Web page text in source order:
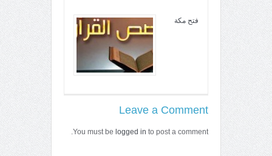
فتح مكة
Leave a Comment
You must be logged in to post a comment.